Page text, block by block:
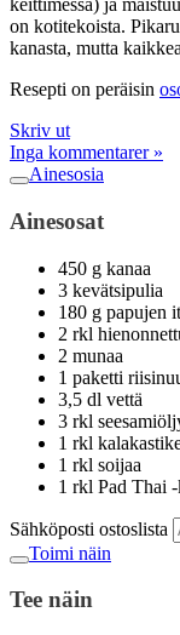
keittimessä) ja
on kotitekoista.
kanasta, mutta
Resepti on peräisin
Skriv ut
Inga kommentarer »
Ainesosia
Ainesosat
450 g kanaa
3 kevätsipulia
180 g papujen
2 rkl
2 munaa
1 paketti
3,5 dl vettä
3 rkl
1 rkl
1 rkl soijaa
1 rkl Pad Thai
Sähköposti ostoslista
Toimi näin
Tee näin